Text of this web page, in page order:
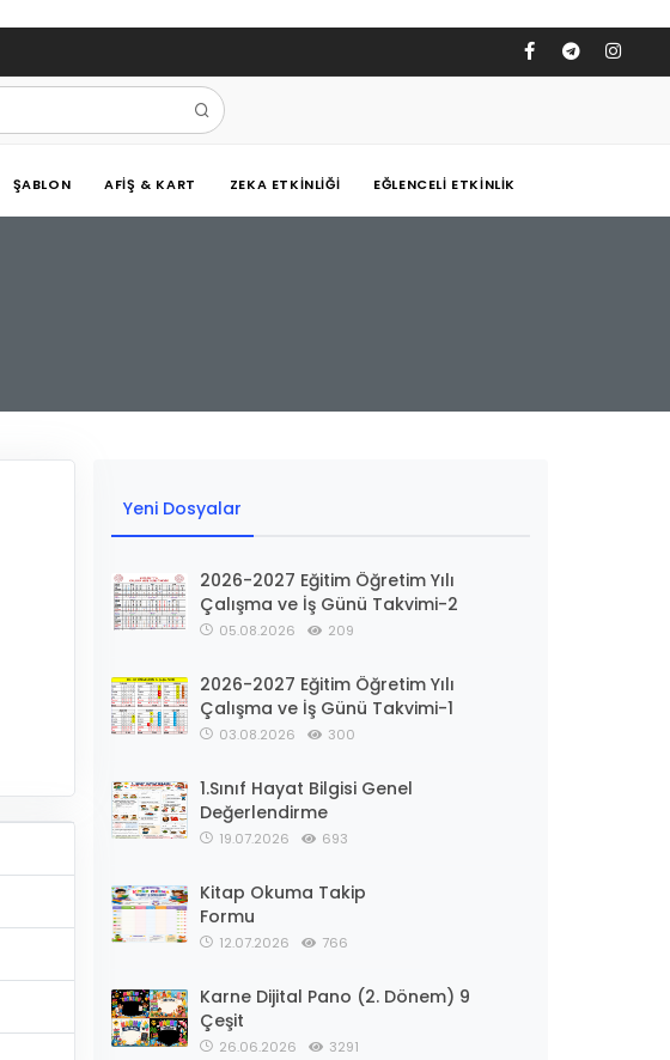
ŞABLON AFIŞ & KART ZEKA ETKINLIĞI EĞLENCELI ETKINLIK
Yeni Dosyalar
2026-2027 Eğitim Öğretim Yılı
Çalışma ve İş Günü Takvimi-2
05.08.2026 209
2026-2027 Eğitim Öğretim Yılı
Çalışma ve İş Günü Takvimi-1
03.08.2026 300
1.Sınıf Hayat Bilgisi Genel
Değerlendirme
19.07.2026 693
Kitap Okuma Takip
Formu
12.07.2026 766
Karne Dijital Pano (2. Dönem) 9
Çeşit
26.06.2026 3291